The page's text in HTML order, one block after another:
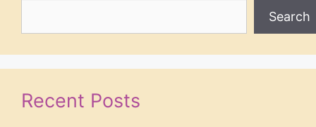
Search
Recent Posts